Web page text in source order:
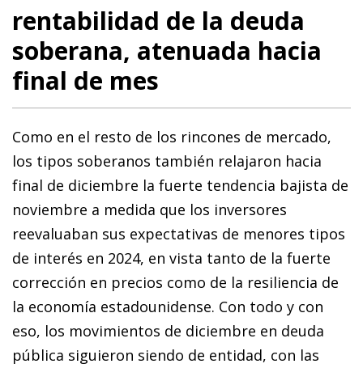
rentabilidad de la deuda
soberana, atenuada hacia
final de mes
Como en el resto de los rincones de mercado,
los tipos soberanos también relajaron hacia
final de diciembre la fuerte tendencia bajista de
noviembre a medida que los inversores
reevaluaban sus expectativas de menores tipos
de interés en 2024, en vista tanto de la fuerte
corrección en precios como de la resiliencia de
la economía estadounidense. Con todo y con
eso, los movimientos de diciembre en deuda
pública siguieron siendo de entidad, con las